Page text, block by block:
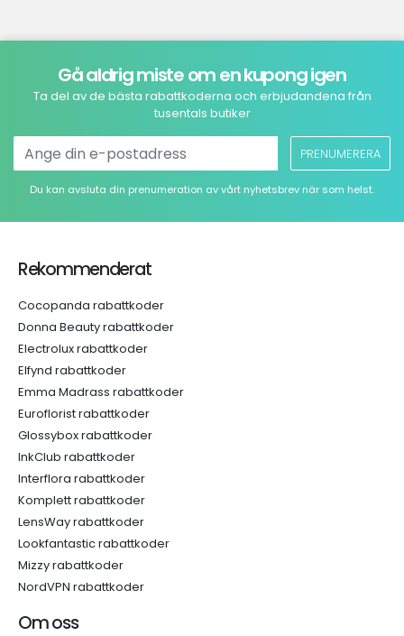
Gå aldrig miste om en kupong igen
Ta del av de bästa rabattkoderna och erbjudandena från
tusentals butiker
PRENUMERERA
Du kan avsluta din prenumeration av vårt nyhetsbrev när som helst.
Rekommenderat
Cocopanda rabattkoder
Donna Beauty rabattkoder
Electrolux rabattkoder
Elfynd rabattkoder
Emma Madrass rabattkoder
Euroflorist rabattkoder
Glossybox rabattkoder
InkClub rabattkoder
Interflora rabattkoder
Komplett rabattkoder
LensWay rabattkoder
Lookfantastic rabattkoder
Mizzy rabattkoder
NordVPN rabattkoder
Om oss